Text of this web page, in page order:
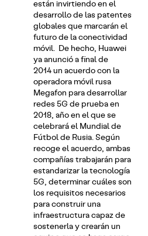
están invirtiendo en el
desarrollo de las patentes
globales que marcarán el
futuro de la conectividad
móvil. De hecho, Huawei
ya anunció a final de
2014 un acuerdo con la
operadora móvil rusa
Megafon para desarrollar
redes 5G de prueba en
2018, año en el que se
celebrará el Mundial de
Fútbol de Rusia. Según
recoge el acuerdo, ambas
compañías trabajarán para
estandarizar la tecnología
5G, determinar cuáles son
los requisitos necesarios
para construir una
infraestructura capaz de
sostenerla y crearán un